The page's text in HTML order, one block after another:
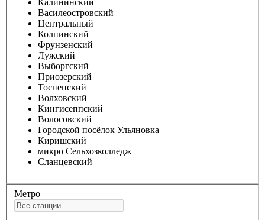
Калининский
Василеостровский
Центральный
Колпинский
Фрунзенский
Лужский
Выборгский
Приозерский
Тосненский
Волховский
Кингисеппский
Волосовский
Городской посёлок Ульяновка
Киришский
микро Сельхозколледж
Сланцевский
Метро